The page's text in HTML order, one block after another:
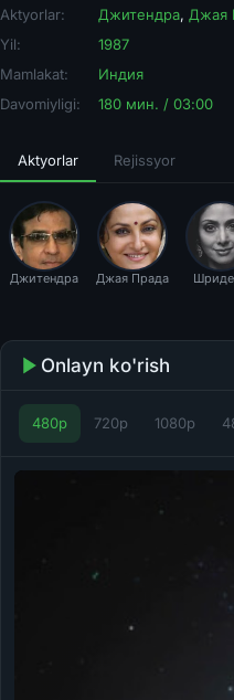
Aktyorlar:
Джитендра, Джая
Yil:
1987
Mamlakat:
Индия
Davomiyligi:
180 мин. / 03:00
Aktyorlar Rejissyor
Джитендра Джая Прада
Onlayn ko'rish
480p 720p 1080p